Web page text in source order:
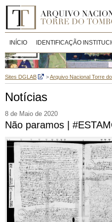
INÍCIO IDENTIFICAÇÃO
Sites DGLAB >Arquivo Nacional Torre
Notícias
8 de Maio de 2020
Não paramos |